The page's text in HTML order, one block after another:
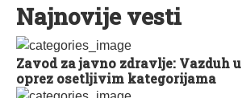
Najnovije vesti
Zavod za javno zdravlje: Vazduh
oprez osetljivim kategorijama